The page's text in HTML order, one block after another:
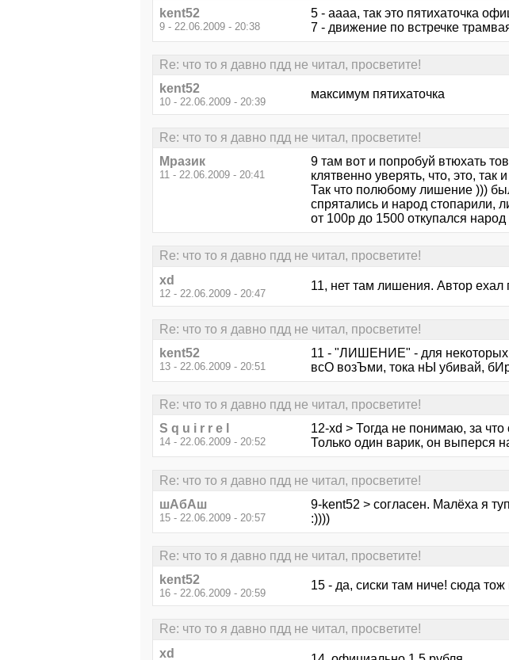
kent52
9 - 22.06.2009 - 20:38
5 - аааа, так это пятихаточка
7 - движение по встречке
Re: что то я давно пдд не читал, просветите!
kent52
10 - 22.06.2009 - 20:39
максимум пятихаточка
Re: что то я давно пдд не читал, просветите!
Mpaзик
11 - 22.06.2009 - 20:41
9 там вот и попробуй втюхать
клятвенно уверять, что, это, так
Так что полюбому лишение )))
спрятались и народ стопарили,
от 100р до 1500 откупался народ
Re: что то я давно пдд не читал, просветите!
xd
12 - 22.06.2009 - 20:47
11, нет там лишения. Автор
Re: что то я давно пдд не читал, просветите!
kent52
13 - 22.06.2009 - 20:51
11 - "ЛИШЕНИЕ" - для некоторых
всО возЪми, тока нЫ убивай,
Re: что то я давно пдд не читал, просветите!
S q u i r r e l
14 - 22.06.2009 - 20:52
12-xd > Тогда не понимаю, за что
Только один варик, он выперся
Re: что то я давно пдд не читал, просветите!
шАбАш
15 - 22.06.2009 - 20:57
9-kent52 > согласен. Малёха я
:))))
Re: что то я давно пдд не читал, просветите!
kent52
16 - 22.06.2009 - 20:59
15 - да, сиски там ниче! сюда тож
Re: что то я давно пдд не читал, просветите!
xd